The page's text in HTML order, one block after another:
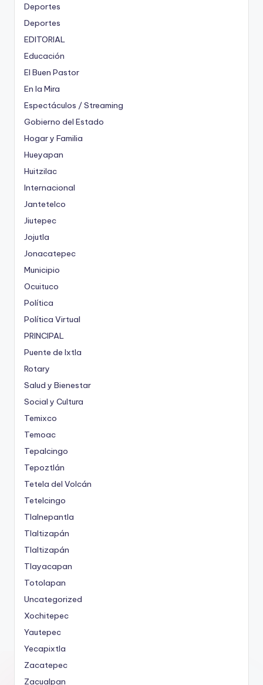
Deportes
Deportes
EDITORIAL
Educación
El Buen Pastor
En la Mira
Espectáculos / Streaming
Gobierno del Estado
Hogar y Familia
Hueyapan
Huitzilac
Internacional
Jantetelco
Jiutepec
Jojutla
Jonacatepec
Municipio
Ocuituco
Política
Política Virtual
PRINCIPAL
Puente de Ixtla
Rotary
Salud y Bienestar
Social y Cultura
Temixco
Temoac
Tepalcingo
Tepoztlán
Tetela del Volcán
Tetelcingo
Tlalnepantla
Tlaltizapán
Tlaltizapán
Tlayacapan
Totolapan
Uncategorized
Xochitepec
Yautepec
Yecapixtla
Zacatepec
Zacualpan